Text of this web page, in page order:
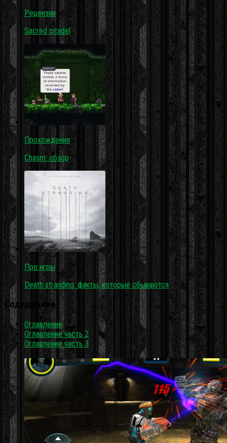
Рецензии
Sacred citadel
Прохождения
Chasm: обзор
Про игры
Death stranding: факты, которые сбываются
Содержание
Оглавление
Оглавление часть 2
Оглавление часть 3